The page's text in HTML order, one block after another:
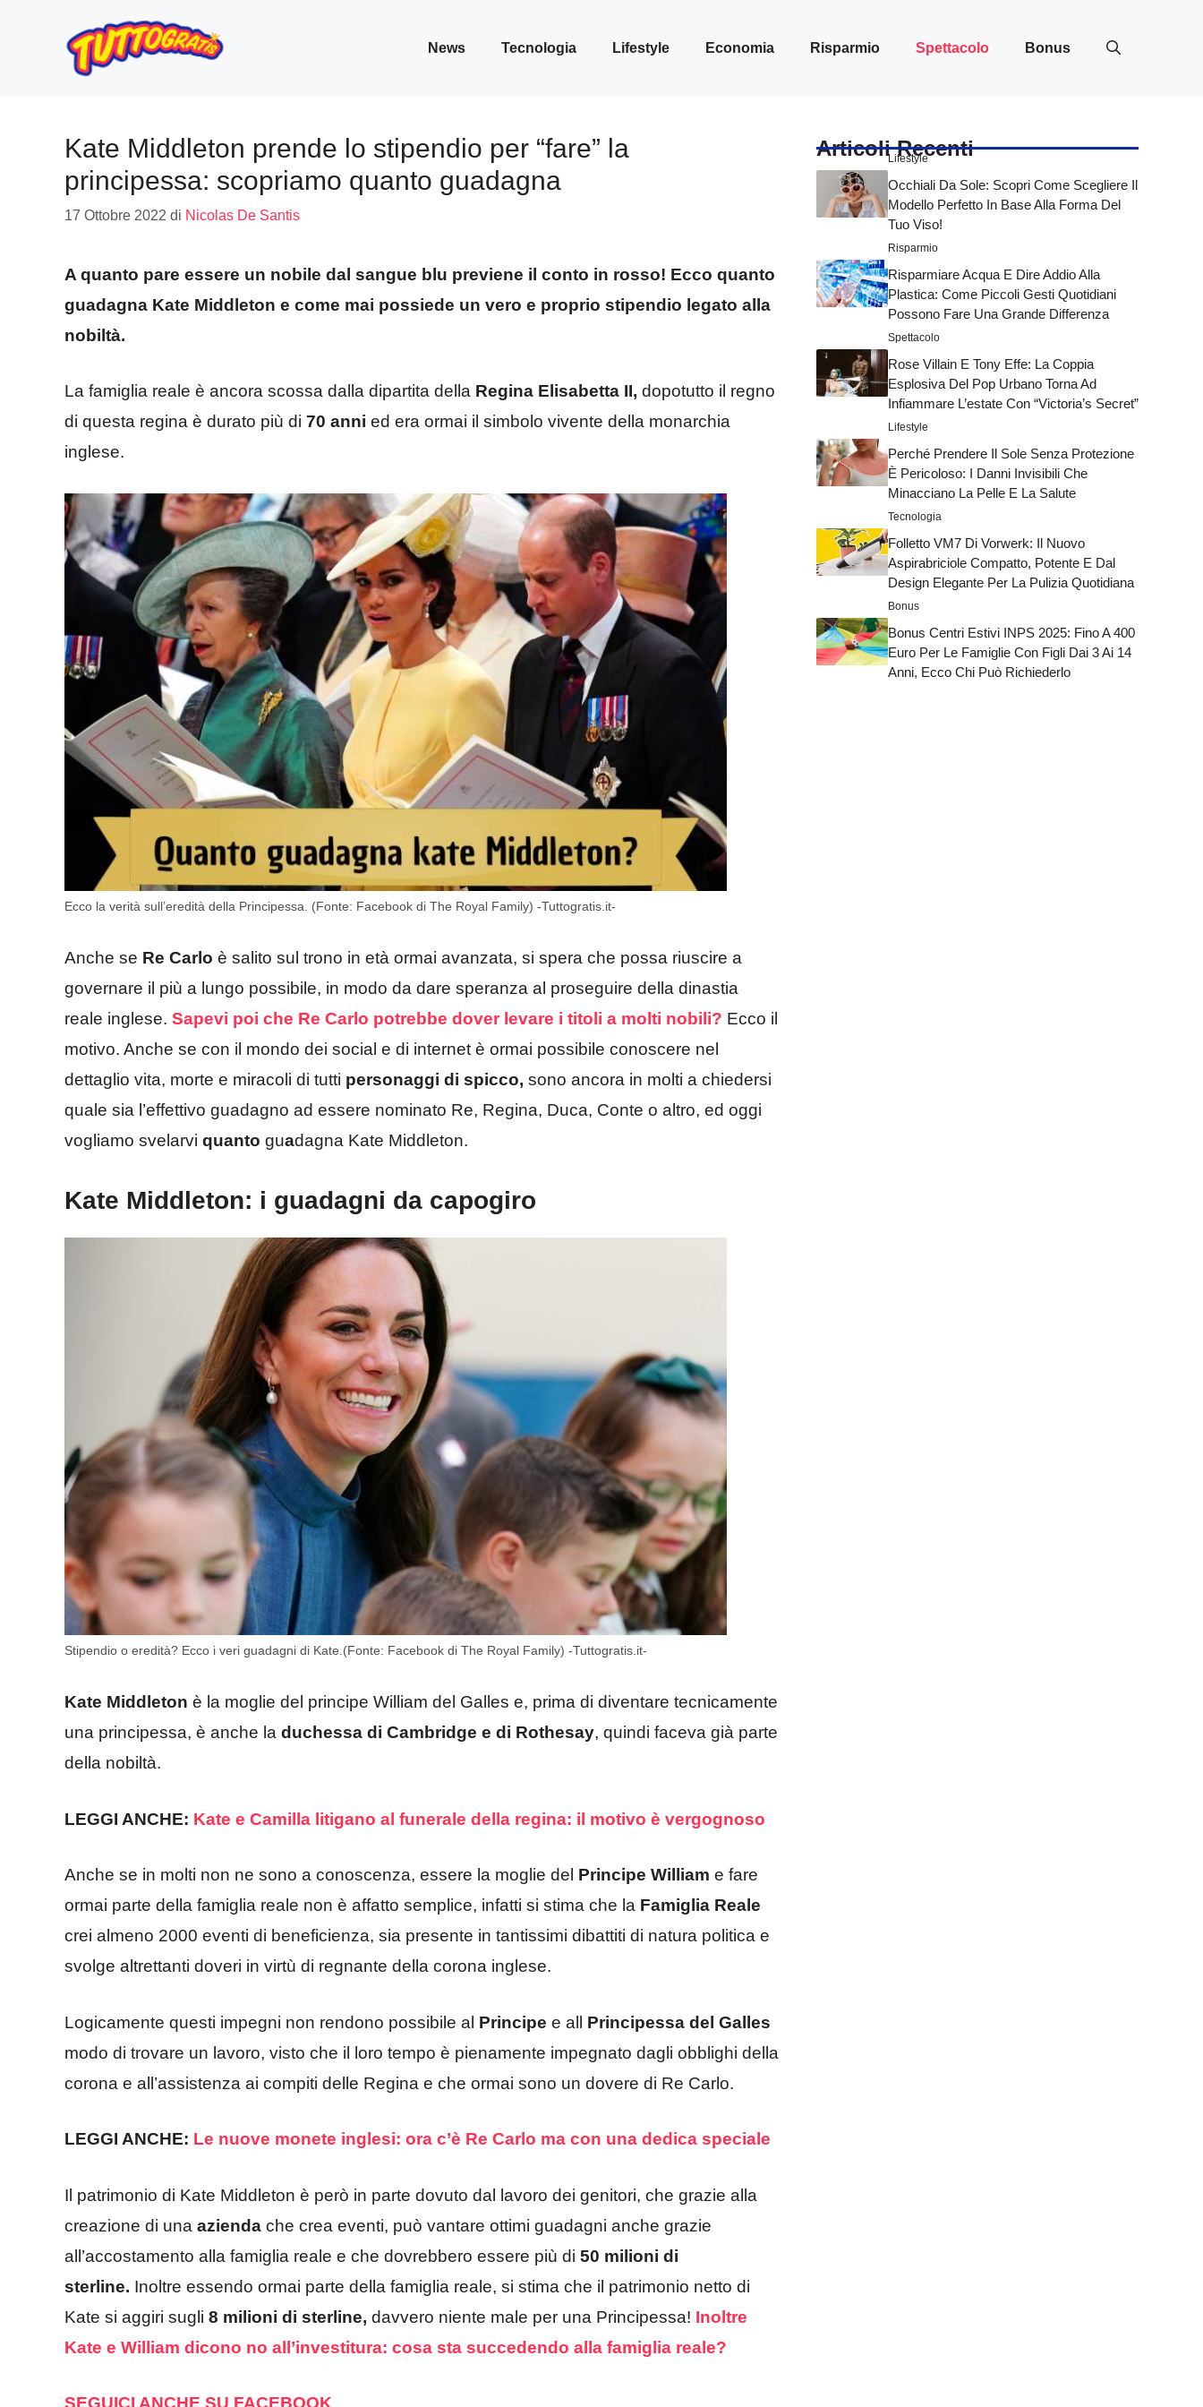
contenuto
News Tecnologia Lifestyle Economia Risparmio Spettacolo Bonus
Kate Middleton prende lo stipendio per “fare” la
principessa: scopriamo quanto guadagna
17 Ottobre 2022 di Nicolas De Santis
A quanto pare essere un nobile dal sangue blu previene il conto in rosso! Ecco quanto
guadagna Kate Middleton e come mai possiede un vero e proprio stipendio legato alla
nobiltà.
La famiglia reale è ancora scossa dalla dipartita della Regina Elisabetta II, dopotutto il regno
di questa regina è durato più di 70 anni ed era ormai il simbolo vivente della monarchia
inglese.
Ecco la verità sull’eredità della Principessa. (Fonte: Facebook di The Royal Family) -Tuttogratis.it-
Anche se Re Carlo è salito sul trono in età ormai avanzata, si spera che possa riuscire a
governare il più a lungo possibile, in modo da dare speranza al proseguire della dinastia
reale inglese. Sapevi poi che Re Carlo potrebbe dover levare i titoli a molti nobili? Ecco il
motivo. Anche se con il mondo dei social e di internet è ormai possibile conoscere nel
dettaglio vita, morte e miracoli di tutti personaggi di spicco, sono ancora in molti a chiedersi
quale sia l’effettivo guadagno ad essere nominato Re, Regina, Duca, Conte o altro, ed oggi
vogliamo svelarvi quanto guadagna Kate Middleton.
Kate Middleton: i guadagni da capogiro
Stipendio o eredità? Ecco i veri guadagni di Kate.(Fonte: Facebook di The Royal Family) -Tuttogratis.it-
Kate Middleton è la moglie del principe William del Galles e, prima di diventare tecnicamente
una principessa, è anche la duchessa di Cambridge e di Rothesay, quindi faceva già parte
della nobiltà.
LEGGI ANCHE: Kate e Camilla litigano al funerale della regina: il motivo è vergognoso
Anche se in molti non ne sono a conoscenza, essere la moglie del Principe William e fare
ormai parte della famiglia reale non è affatto semplice, infatti si stima che la Famiglia Reale
crei almeno 2000 eventi di beneficienza, sia presente in tantissimi dibattiti di natura politica e
svolge altrettanti doveri in virtù di regnante della corona inglese.
Logicamente questi impegni non rendono possibile al Principe e all Principessa del Galles
modo di trovare un lavoro, visto che il loro tempo è pienamente impegnato dagli obblighi della
corona e all’assistenza ai compiti delle Regina e che ormai sono un dovere di Re Carlo.
LEGGI ANCHE: Le nuove monete inglesi: ora c’è Re Carlo ma con una dedica speciale
Il patrimonio di Kate Middleton è però in parte dovuto dal lavoro dei genitori, che grazie alla
creazione di una azienda che crea eventi, può vantare ottimi guadagni anche grazie
all’accostamento alla famiglia reale e che dovrebbero essere più di 50 milioni di
sterline. Inoltre essendo ormai parte della famiglia reale, si stima che il patrimonio netto di
Kate si aggiri sugli 8 milioni di sterline, davvero niente male per una Principessa! Inoltre
Kate e William dicono no all’investitura: cosa sta succedendo alla famiglia reale?
SEGUICI ANCHE SU FACEBOOK
Articoli Recenti
Lifestyle
Occhiali Da Sole: Scopri Come Scegliere Il
Modello Perfetto In Base Alla Forma Del
Tuo Viso!
Risparmio
Risparmiare Acqua E Dire Addio Alla
Plastica: Come Piccoli Gesti Quotidiani
Possono Fare Una Grande Differenza
Spettacolo
Rose Villain E Tony Effe: La Coppia
Esplosiva Del Pop Urbano Torna Ad
Infiammare L’estate Con “Victoria’s Secret”
Lifestyle
Perché Prendere Il Sole Senza Protezione
È Pericoloso: I Danni Invisibili Che
Minacciano La Pelle E La Salute
Tecnologia
Folletto VM7 Di Vorwerk: Il Nuovo
Aspirabriciole Compatto, Potente E Dal
Design Elegante Per La Pulizia Quotidiana
Bonus
Bonus Centri Estivi INPS 2025: Fino A 400
Euro Per Le Famiglie Con Figli Dai 3 Ai 14
Anni, Ecco Chi Può Richiederlo